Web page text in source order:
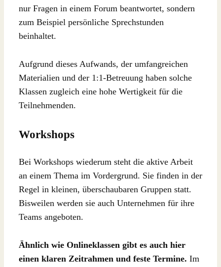
nur Fragen in einem Forum beantwortet, sondern
zum Beispiel persönliche Sprechstunden
beinhaltet.
Aufgrund dieses Aufwands, der umfangreichen
Materialien und der 1:1-Betreuung haben solche
Klassen zugleich eine hohe Wertigkeit für die
Teilnehmenden.
Workshops
Bei Workshops wiederum steht die aktive Arbeit
an einem Thema im Vordergrund. Sie finden in der
Regel in kleinen, überschaubaren Gruppen statt.
Bisweilen werden sie auch Unternehmen für ihre
Teams angeboten.
Ähnlich wie Onlineklassen gibt es auch hier
einen klaren Zeitrahmen und feste Termine. Im